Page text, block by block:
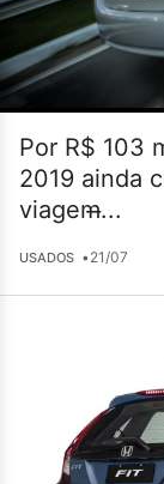
Por R$ 103
2019 ainda
viagem̶...
USADOS •21/07